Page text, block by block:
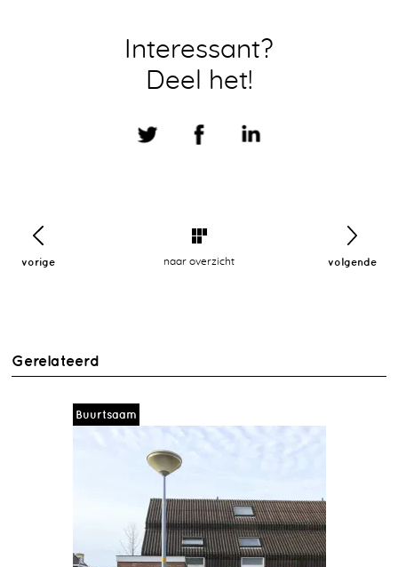
Interessant?
Deel het!
vorige naar overzicht volgende
Gerelateerd
Buurtsaam